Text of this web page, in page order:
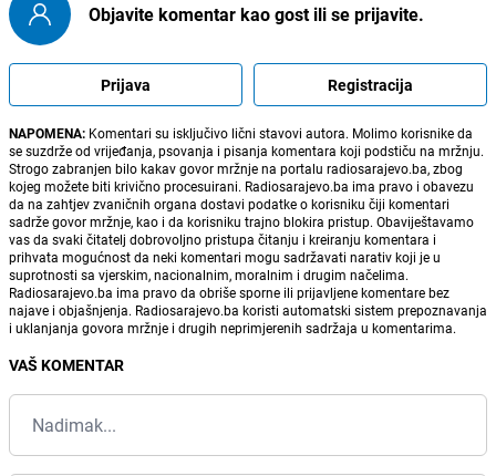
Objavite komentar kao gost ili se prijavite.
Prijava Registracija
NAPOMENA: Komentari su isključivo lični stavovi autora. Molimo korisnike da
se suzdrže od vrijeđanja, psovanja i pisanja komentara koji podstiču na mržnju.
Strogo zabranjen bilo kakav govor mržnje na portalu radiosarajevo.ba, zbog
kojeg možete biti krivično procesuirani. Radiosarajevo.ba ima pravo i obavezu
da na zahtjev zvaničnih organa dostavi podatke o korisniku čiji komentari
sadrže govor mržnje, kao i da korisniku trajno blokira pristup. Obaviještavamo
vas da svaki čitatelj dobrovoljno pristupa čitanju i kreiranju komentara i
prihvata mogućnost da neki komentari mogu sadržavati narativ koji je u
suprotnosti sa vjerskim, nacionalnim, moralnim i drugim načelima.
Radiosarajevo.ba ima pravo da obriše sporne ili prijavljene komentare bez
najave i objašnjenja. Radiosarajevo.ba koristi automatski sistem prepoznavanja
i uklanjanja govora mržnje i drugih neprimjerenih sadržaja u komentarima.
VAŠ KOMENTAR